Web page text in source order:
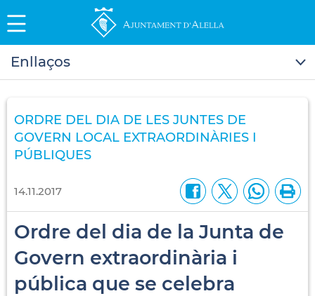
Enllaços
ORDRE DEL DIA DE LES JUNTES DE
GOVERN LOCAL EXTRAORDINÀRIES I
PÚBLIQUES
14.11.2017
Ordre del dia de la Junta de
Govern extraordinària i
pública que se celebra